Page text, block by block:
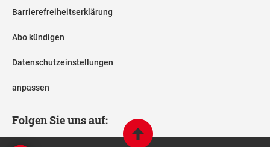
Barrierefreiheitserklärung
Abo kündigen
Datenschutzeinstellungen
anpassen
Folgen Sie uns auf: